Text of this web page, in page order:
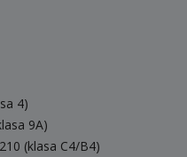
4)
9A)
(klasa C4/B4)